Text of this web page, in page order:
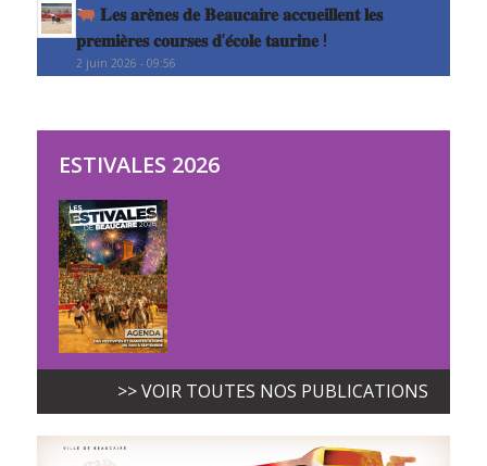
𝐋𝐞𝐬 𝐚𝐫𝐞̀𝐧𝐞𝐬 𝐝𝐞 𝐁𝐞𝐚𝐮𝐜𝐚𝐢𝐫𝐞 𝐚𝐜𝐜𝐮𝐞𝐢𝐥𝐥𝐞𝐧𝐭 𝐥𝐞𝐬
𝐩𝐫𝐞𝐦𝐢𝐞̀𝐫𝐞𝐬 𝐜𝐨𝐮𝐫𝐬𝐞𝐬 𝐝’𝐞́𝐜𝐨𝐥𝐞 𝐭𝐚𝐮𝐫𝐢𝐧𝐞 !
2 juin 2026 - 09:56
ESTIVALES 2026
>> VOIR TOUTES NOS PUBLICATIONS